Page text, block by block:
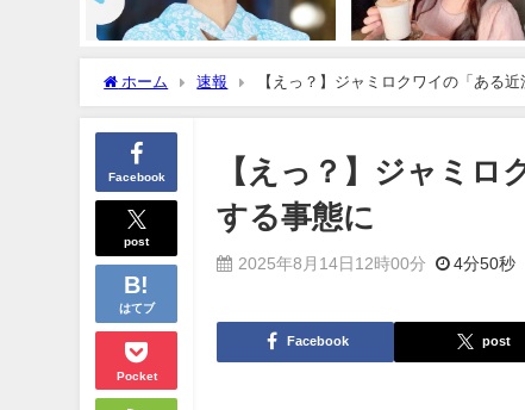
ホーム 速報 【えっ？】ジャミロクワイの「ある
Facebook
post
はてブ
Pocket
【えっ？】ジャミロ
する事態に
2025年8月14日12時00分 4分50秒
Facebook post